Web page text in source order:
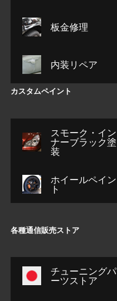
板金修理
内装リペア
カスタムペイント
スモーク・イン
ナーブラック塗
装
ホイールペイン
ト
各種通信販売ストア
チューニングパ
ーツストア